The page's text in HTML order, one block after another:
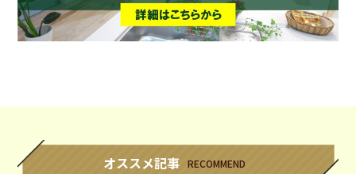
オススメ記事 RECOMMEND